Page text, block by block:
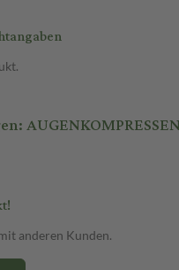
anderen Kunden.